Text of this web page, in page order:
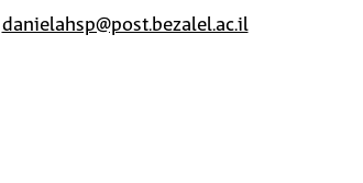
danielahsp@post.bezalel.ac.il